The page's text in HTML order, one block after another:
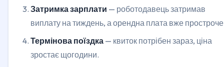
Затримка зарплати — роботодавець затримав
виплату на тиждень, а орендна плата вже
Термінова поїздка — квиток потрібен зараз, ціна
зростає щогодини.